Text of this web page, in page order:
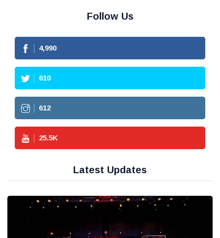
Follow Us
4,990
610
612
25.5K
Latest Updates